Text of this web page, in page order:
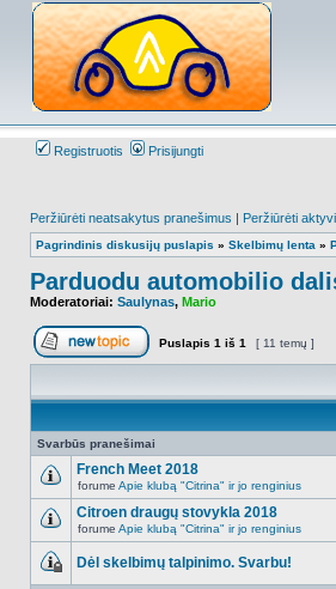
Registruotis Prisijungti
Peržiūrėti neatsakytus pranešimus | Peržiūrėti
Pagrindinis diskusijų puslapis » Skelbimų lenta »
Parduodu automobilio
Moderatoriai: Saulynas, Mario
Naujos temos kūrimas
Puslapis 1 iš 1 [ 11 temų ]
Svarbūs pranešimai
NO_UNREAD_POSTS
French Meet 2018
forume Apie klubą "Citrina" ir jo renginius
NO_UNREAD_POSTS
Citroen draugų stovykla 2018
forume Apie klubą "Citrina" ir jo renginius
Dėl skelbimų talpinimo. Svarbu!